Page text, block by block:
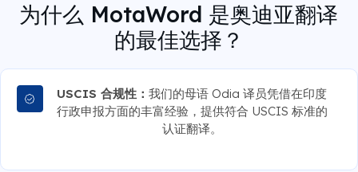
为什么 MotaWord 是奥迪亚翻译
的最佳选择？
USCIS 合规性：我们的母语 Odia 译员凭借在印度
行政申报方面的丰富经验，提供符合 USCIS 标准的
认证翻译。